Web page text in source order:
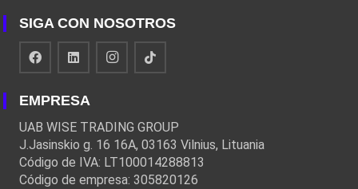
SIGA CON NOSOTROS
EMPRESA
UAB WISE TRADING GROUP
J.Jasinskio g. 16 16A, 03163 Vilnius, Lituania
Código de IVA: LT100014288813
Código de empresa: 305820126